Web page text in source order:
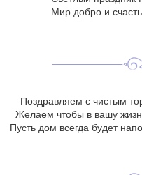
Мир добро и
Поздравляем с чистым
Желаем чтобы в вашу
Пусть дом всегда будет